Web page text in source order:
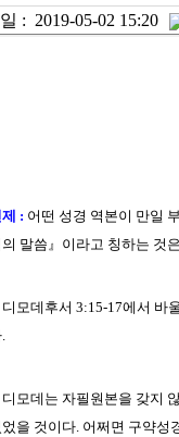
: 2019-05-02 15:20
: 어떤 성경 역본이 만일
의 말씀』이라고 칭하는 것
디모데후서 3:15-17에서 바
디모데는 자필원본을 갖지
었을 것이다. 어쩌면 구약성